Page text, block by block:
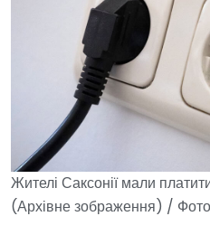
Жителі Саксонії мали
(Архівне зображення) /